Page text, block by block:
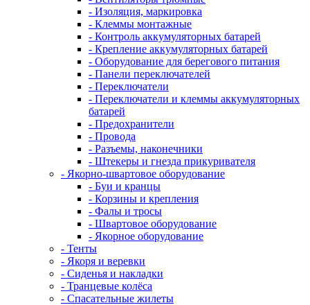
- Изоляция, маркировка
- Клеммы монтажные
- Контроль аккумуляторных батарей
- Крепление аккумуляторных батарей
- Оборудование для берегового питания
- Панели переключателей
- Переключатели
- Переключатели и клеммы аккумуляторных
батарей
- Предохранители
- Провода
- Разъемы, наконечники
- Штекеры и гнезда прикуривателя
- Якорно-швартовое оборудование
- Буи и кранцы
- Корзины и крепления
- Фалы и тросы
- Швартовое оборудование
- Якорное оборудование
- Тенты
- Якоря и веревки
- Сиденья и накладки
- Транцевые колёса
- Спасательные жилеты